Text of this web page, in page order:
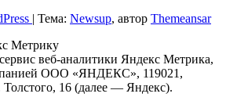
Тема: Newsup, автор Themeansar
Метрику
веб-аналитики Яндекс Метрика,
ООО «ЯНДЕКС», 119021,
16 (далее — Яндекс).